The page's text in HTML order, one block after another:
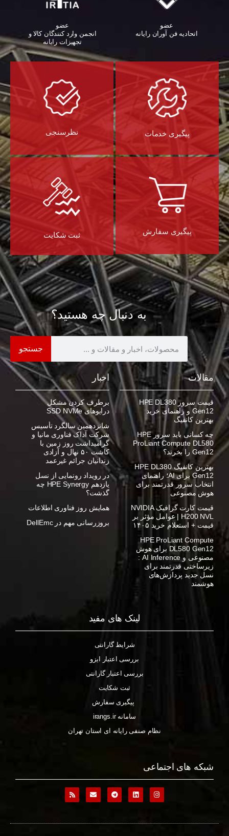
عضو
اتحادیه فن آوران رایانه
عضو
انجمن وارد کنندگان کالا و
تجهیزات رایانه‌
پیگیری خدمات نظرسنجی
پیگیری سفارش ثبت شکایت
به دنبال چه هستید؟
جستجو
مقالات
قیمت سرور HPE DL380
Gen12 و راهنمای خرید
بهترین کانفیگ
چه کسانی باید سرور HPE
ProLiant Compute DL580
Gen12 را بخرند؟
بهترین کانفیگ HPE DL380
Gen12 برای AI؛ راهنمای
انتخاب سرور قدرتمند برای
هوش مصنوعی
قیمت کارت گرافیک NVIDIA
H200 NVL | عوامل مؤثر بر
قیمت + استعلام خرید ۱۴۰۵
HPE ProLiant Compute
DL580 Gen12 برای هوش
مصنوعی و AI Inference :
زیرساختی قدرتمند برای
نسل جدید پردازش‌های
هوشمند
اخبار
برطرف کردن مشکل
درایوهای SSD NVMe
شانزدهمین سالگرد تأسیس
شرکت آداک فناوری مانیا و
گرامیداشت روز زمین با
کاشت ۵۰ نهال و آزادی
زندانیان جرائم غیرعمد
در رویداد رونمایی از نسل
یازدهم HPE Synergy چه
گذشت؟
همایش روز فناوری اطلاعات
بروزرسانی مهم در DellEmc
لینک های مفید
شرایط گارانتی
بررسی اعتبار ایزو
بررسی اعتبار گارانتی
ثبت شکایت
پیگیری سفارش
سامانه irangs.ir
نظام صنفی رایانه ای استان تهران
شبکه های اجتماعی